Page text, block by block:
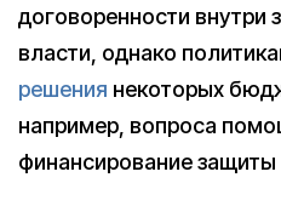
договоренности внутри
власти, однако
решения некоторых
например, вопроса
финансирование